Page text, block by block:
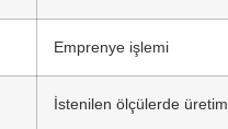
Emprenye işlemi
İstenilen ölçülerde üretim